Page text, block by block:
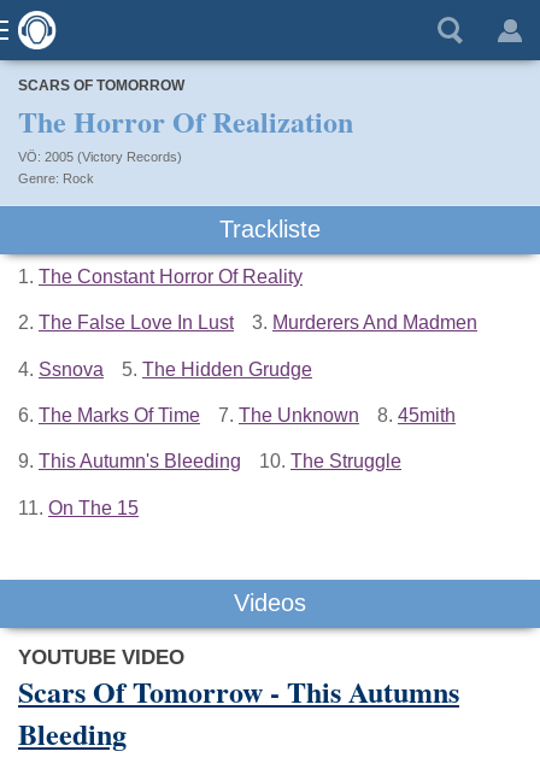
SCARS OF TOMORROW
The Horror Of Realization
VÖ: 2005 (Victory Records)
Rock
Trackliste
1. The Constant Horror Of Reality
2. The False Love In Lust 3. Murderers And Madmen
4. Ssnova 5. The Hidden Grudge
6. The Marks Of Time 7. The Unknown 8. 45mith
9. This Autumn's Bleeding 10. The Struggle
11. On The 15
Videos
YOUTUBE VIDEO
Scars Of Tomorrow - This Autumns
Bleeding